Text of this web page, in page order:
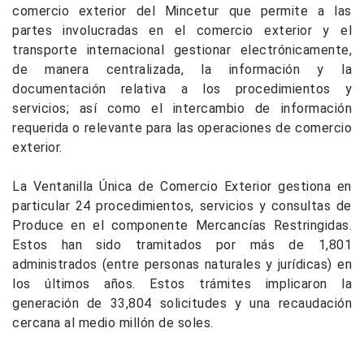
comercio exterior del Mincetur que permite a las
partes involucradas en el comercio exterior y el
transporte internacional gestionar electrónicamente,
de manera centralizada, la información y la
documentación relativa a los procedimientos y
servicios; así como el intercambio de información
requerida o relevante para las operaciones de comercio
exterior.
La Ventanilla Única de Comercio Exterior gestiona en
particular 24 procedimientos, servicios y consultas de
Produce en el componente Mercancías Restringidas.
Estos han sido tramitados por más de 1,801
administrados (entre personas naturales y jurídicas) en
los últimos años. Estos trámites implicaron la
generación de 33,804 solicitudes y una recaudación
cercana al medio millón de soles.